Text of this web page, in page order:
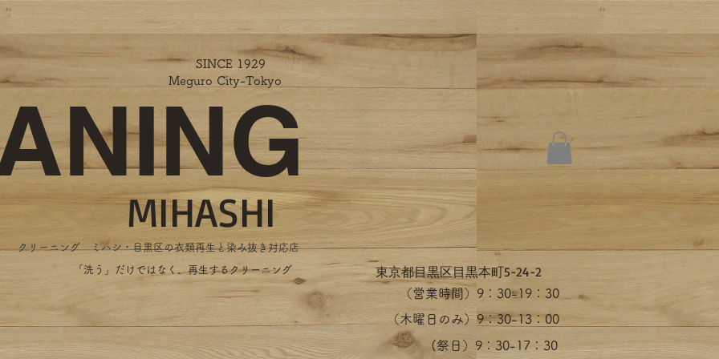
SINCE 1929
Meguro City-Tokyo
MIHASHI
​クリーニング ミハシ・目黒区の衣類再生と染み抜き対応店
​「洗う」だけではなく、再生するクリーニング ​東京都目黒区目黒本町5-24-2
（営業時間）​9：30-19：30
（木曜日のみ）9：30-13：00
​(祭日）9：30-17：30